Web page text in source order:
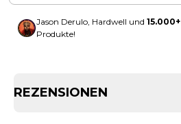
Jason Derulo, Hardwell und 15.000+
Produkte!
REZENSIONEN